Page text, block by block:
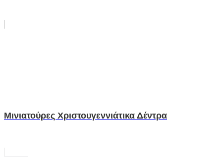
Μινιατούρες Χριστουγεννιάτικα Δέντρα